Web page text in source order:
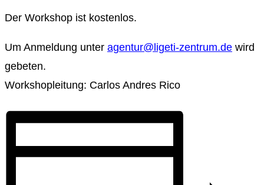
Der Workshop ist kostenlos.
Um Anmeldung unter agentur@ligeti-zentrum.de wird
gebeten.
Workshopleitung: Carlos Andres Rico